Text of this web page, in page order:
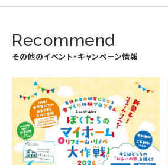
Recommend
その他のイベント・キャンペーン情報